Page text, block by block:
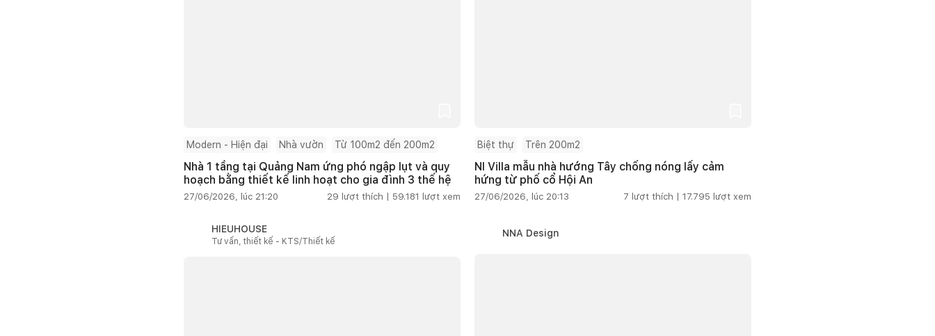
Modern - Hiện đại Nhà vườn Từ 100m2 đến 200m2
Nhà 1 tầng tại Quảng Nam ứng phó ngập lụt và quy
hoạch bằng thiết kế linh hoạt cho gia đình 3 thế hệ
27/06/2026, lúc 21:20 29 lượt thích | 59.181 lượt xem
Biệt thự Trên 200m2
NI Villa mẫu nhà hướng Tây chống nóng lấy cảm
hứng từ phố cổ Hội An
27/06/2026, lúc 20:13 7 lượt thích | 17.795 lượt xem
HIEUHOUSE
Tư vấn, thiết kế - KTS/Thiết kế
NNA Design